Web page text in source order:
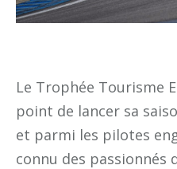
Le Trophée Tourisme
point de lancer sa
et parmi les pilotes
connu des passionnés